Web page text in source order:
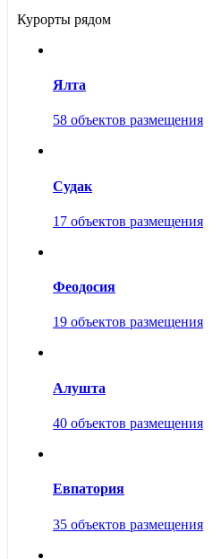
Курорты рядом
Ялта
58 объектов размещения
Судак
17 объектов размещения
Феодосия
19 объектов размещения
Алушта
40 объектов размещения
Евпатория
35 объектов размещения